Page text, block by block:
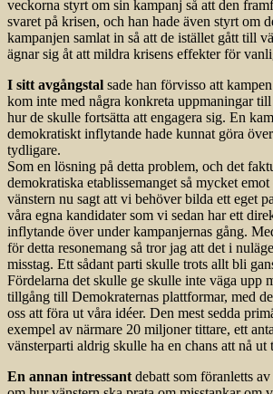
veckorna styrt om sin kampanj så att den
svaret på krisen, och han hade även styrt om
kampanjen samlat in så att de istället gått till
ägnar sig åt att mildra krisens effekter för
I sitt avgångstal sade han förvisso att
kom inte med några konkreta uppmaningar
hur de skulle fortsätta att engagera sig. En
demokratiskt inflytande hade kunnat göra
tydligare.
Som en lösning på detta problem, och det
demokratiska etablissemanget så mycket
vänstern nu sagt att vi behöver bilda ett eget
våra egna kandidater som vi sedan har ett
inflytande över under kampanjernas gång.
för detta resonemang så tror jag att det i
misstag. Ett sådant parti skulle trots allt bli
Fördelarna det skulle ge skulle inte väga upp
tillgång till Demokraternas plattformar, med
oss att föra ut våra idéer. Den mest sedda
exempel av närmare 20 miljoner tittare, ett
vänsterparti aldrig skulle ha en chans att nå ut
En annan intressant debatt som föranletts